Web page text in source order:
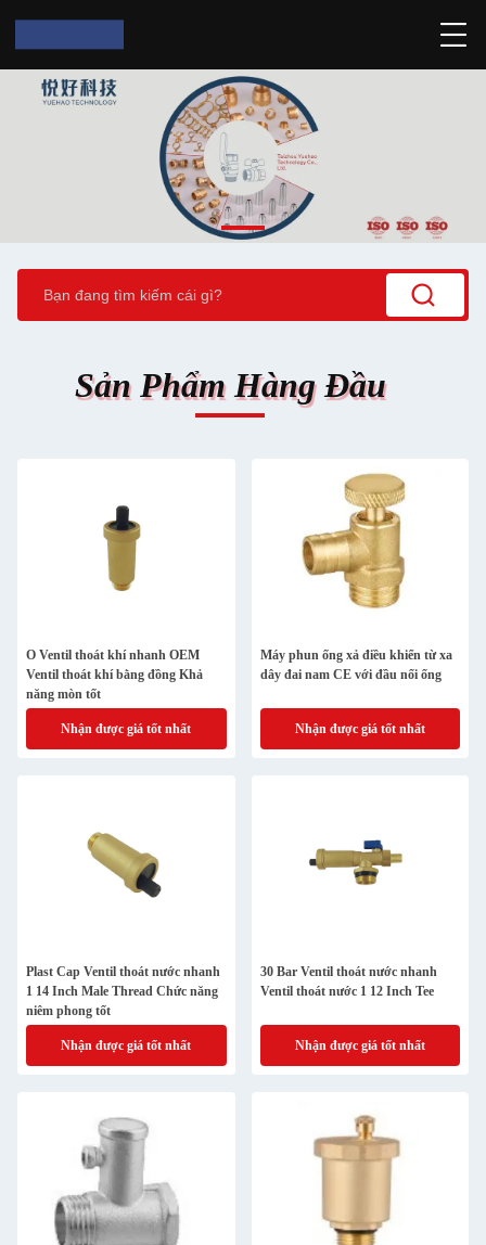
Sản Phẩm Hàng Đầu
O Ventil thoát khí nhanh OEM
Ventil thoát khí bằng đồng Khả
năng mòn tốt
Nhận được giá tốt nhất
Máy phun ống xả điều khiển từ xa
dây đai nam CE với đầu nối ống
Nhận được giá tốt nhất
Plast Cap Ventil thoát nước nhanh
1 14 Inch Male Thread Chức năng
niêm phong tốt
Nhận được giá tốt nhất
30 Bar Ventil thoát nước nhanh
Ventil thoát nước 1 12 Inch Tee
Nhận được giá tốt nhất